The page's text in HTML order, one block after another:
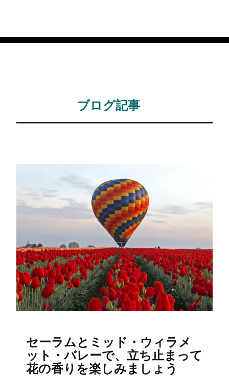
ブログ記事
セーラムとミッド・ウィラメ
ット・バレーで、立ち止まって
花の香りを楽しみましょう